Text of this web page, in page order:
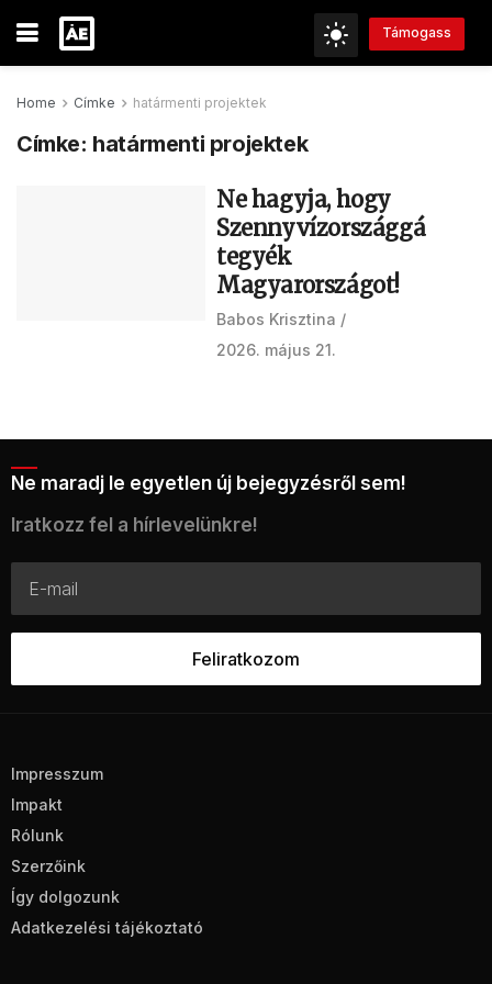
Támogass
Home Címke határmenti projektek
Címke: határmenti projektek
Ne hagyja, hogy
Szennyvízországgá
tegyék
Magyarországot!
Babos Krisztina
2026. május 21.
Ne maradj le egyetlen új bejegyzésről sem!
Iratkozz fel a hírlevelünkre!
Impresszum
Impakt
Rólunk
Szerzőink
Így dolgozunk
Adatkezelési tájékoztató